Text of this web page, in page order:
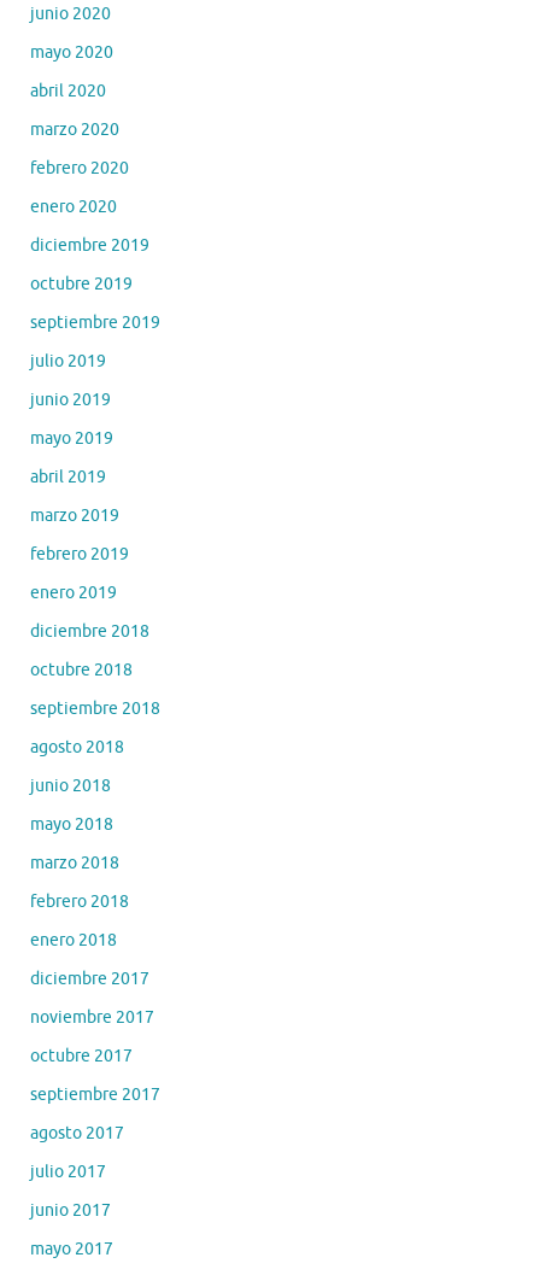
junio 2020
mayo 2020
abril 2020
marzo 2020
febrero 2020
enero 2020
diciembre 2019
octubre 2019
septiembre 2019
julio 2019
junio 2019
mayo 2019
abril 2019
marzo 2019
febrero 2019
enero 2019
diciembre 2018
octubre 2018
septiembre 2018
agosto 2018
junio 2018
mayo 2018
marzo 2018
febrero 2018
enero 2018
diciembre 2017
noviembre 2017
octubre 2017
septiembre 2017
agosto 2017
julio 2017
junio 2017
mayo 2017